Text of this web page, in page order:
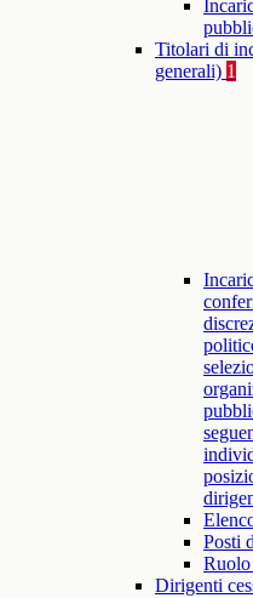
Titolari di
generali) 1
Posti
Dirigenti